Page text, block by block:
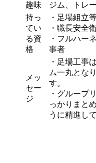
趣味
ジム、トレ
持っ
てい
る資
格
・足場組立
・職長安全
・フルハー
事者
メッ
セー
ジ
・足場工事
ム一丸とな
す。
・グループ
っかりまと
うに精進し